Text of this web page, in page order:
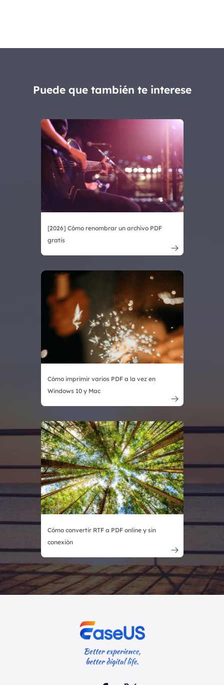
Puede que también te interese
[2026] Cómo renombrar un archivo PDF
gratis

Cómo imprimir varios PDF a la vez en
Windows 10 y Mac

Cómo convertir RTF a PDF online y sin
conexión
